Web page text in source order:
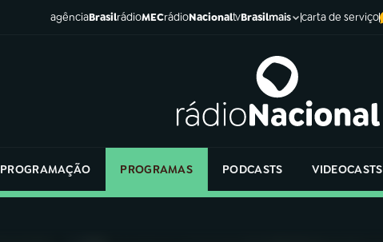
agênciaBrasilrádioMECrádioNacionaltvBrasilmais carta de serviço
PROGRAMAÇÃO PROGRAMAS PODCASTS VIDEOCASTS